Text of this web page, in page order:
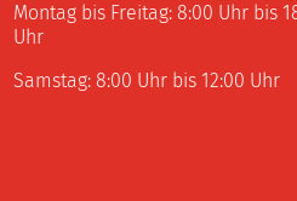
Montag bis Freitag: 8:00 Uhr bis
Uhr
Samstag: 8:00 Uhr bis 12:00 Uhr